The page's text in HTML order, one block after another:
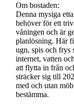
Om bostaden:
Denna mysiga
behöver för ett
våningen och är
planlösning. Här
ugn, spis och frys
internet, vatten
att flytta in från
sträcker sig till
med och utan
bestämma.